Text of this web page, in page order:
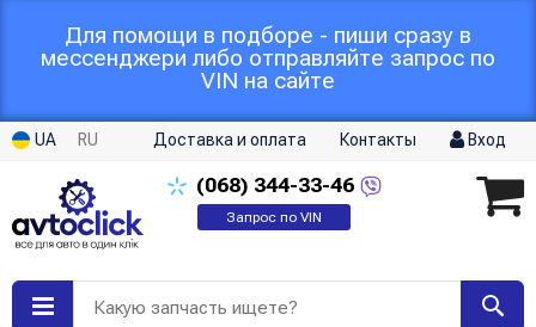
Для помощи в подборе - пиши сразу в
мессенджери либо отправляйте запрос по
VIN на сайте
UA RU Доставка и оплата Контакты Вход
(068) 344-33-46
Запрос по VIN
Какую запчасть ищете?